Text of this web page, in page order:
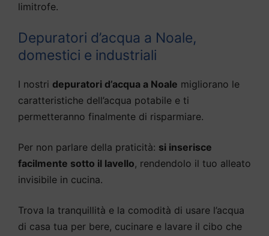
limitrofe.
Depuratori d’acqua a Noale,
domestici e industriali
I nostri depuratori d’acqua a Noale migliorano le
caratteristiche dell’acqua potabile e ti
permetteranno finalmente di risparmiare.
Per non parlare della praticità: si inserisce
facilmente sotto il lavello, rendendolo il tuo alleato
invisibile in cucina.
Trova la tranquillità e la comodità di usare l’acqua
di casa tua per bere, cucinare e lavare il cibo che